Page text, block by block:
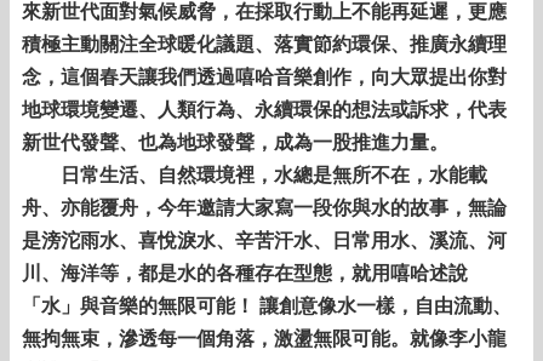
來新世代面對氣候威脅，在採取行動上不能再延遲，更應
積極主動關注全球暖化議題、落實節約環保、推廣永續理
念，這個春天讓我們透過嘻哈音樂創作，向大眾提出你對
地球環境變遷、人類行為、永續環保的想法或訴求，代表
新世代發聲、也為地球發聲，成為一股推進力量。
日常生活、自然環境裡，水總是無所不在，水能載
舟、亦能覆舟，今年邀請大家寫一段你與水的故事，無論
是滂沱雨水、喜悅淚水、辛苦汗水、日常用水、溪流、河
川、海洋等，都是水的各種存在型態，就用嘻哈述說
「水」與音樂的無限可能！ 讓創意像水一樣，自由流動、
無拘無束，滲透每一個角落，激盪無限可能。就像李小龍